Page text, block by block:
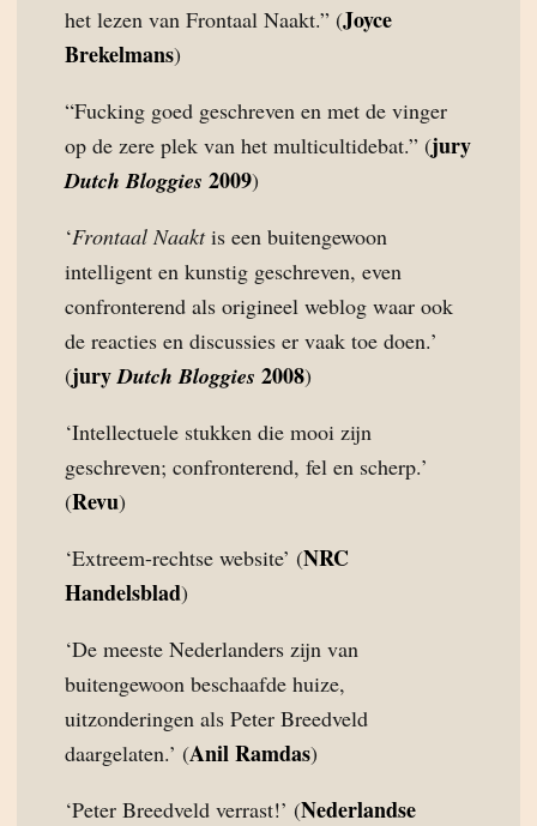
het lezen van Frontaal Naakt.” (Joyce
Brekelmans)
“Fucking goed geschreven en met de vinger
op de zere plek van het multicultidebat.” (jury
Dutch Bloggies 2009)
‘Frontaal Naaktis een buitengewoon
intelligent en kunstig geschreven, even
confronterend als origineel weblog waar ook
de reacties en discussies er vaak toe doen.’
(juryDutch Bloggies 2008)
‘Intellectuele stukken die mooi zijn
geschreven; confronterend, fel en scherp.’
(Revu)
‘Extreem-rechtse website’ (NRC
Handelsblad)
‘De meeste Nederlanders zijn van
buitengewoon beschaafde huize,
uitzonderingen als Peter Breedveld
daargelaten.’ (Anil Ramdas)
‘Peter Breedveld verrast!’ (Nederlandse